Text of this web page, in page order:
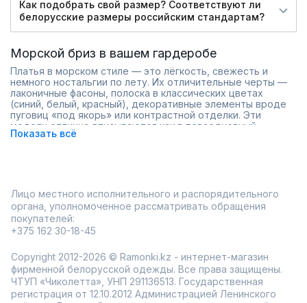
Как подобрать свой размер? Соответствуют ли
белорусские размеры российским стандартам?
Морской бриз в вашем гардеробе
Платья в морском стиле — это лёгкость, свежесть и
немного ностальгии по лету. Их отличительные черты —
лаконичные фасоны, полоска в классических цветах
(синий, белый, красный), декоративные элементы вроде
пуговиц «под якорь» или контрастной отделки. Эти
модели отлично вписываются как в повседневный
гардероб, так и в отпускной чемодан.
повода.
Что особенно приятно:
удобные ткани, подходящие для жары и переменчивой
погоды
сковывают движения
модели как с длиной миди, так и чуть выше колена
одежда от проверенных производителей с хорошей
посадкой
Показать всё
Лицо местного исполнительного и распорядительного
органа, уполномоченное рассматривать обращения
покупателей:
+375 162 30-18-45
Copyright 2012-2026 © Ramonki.kz - интернет-магазин
фирменной белорусской одежды. Все права защищены.
ЧТУП «Чиколетта», УНП 291136513. Государственная
регистрация от 12.10.2012 Администрацией Ленинского